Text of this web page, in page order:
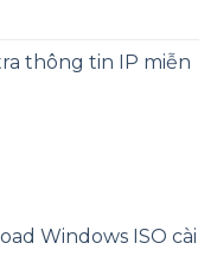
thông tin IP miễn
Windows ISO cài